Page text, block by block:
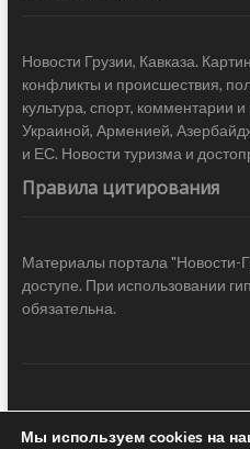
Новости Грузии, Кавказа.
конфликты и происшествия,
культура, спорт, комментарии
Украиной, Арменией,
и ЕС. Новости туризма и
Правила цитирования
Материалы портала "Новости-
доступе. При использовании
обязательна.
Мы используем cookies на